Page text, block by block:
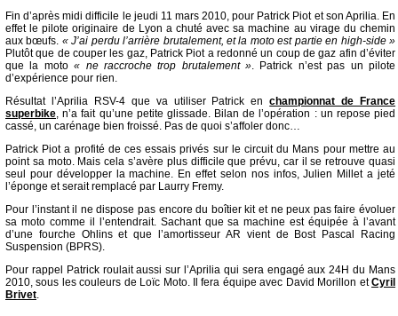
Fin d’après midi difficile le jeudi 11 mars 2010, pour Patrick Piot et son Aprilia. En
effet le pilote originaire de Lyon a chuté avec sa machine au virage du chemin
aux bœufs. « J’ai perdu l’arrière brutalement, et la moto est partie en high-side »
Plutôt que de couper les gaz, Patrick Piot a redonné un coup de gaz afin d’éviter
que la moto« ne raccroche trop brutalement ». Patrick n’est pas un pilote
d’expérience pour rien.
Résultat l’Aprilia RSV-4 que va utiliser Patrick enchampionnat de France
superbike, n’a fait qu’une petite glissade. Bilan de l’opération : un repose pied
cassé, un carénage bien froissé. Pas de quoi s’affoler donc…
Patrick Piot a profité de ces essais privés sur le circuit du Mans pour mettre au
point sa moto. Mais cela s’avère plus difficile que prévu, car il se retrouve quasi
seul pour développer la machine. En effet selon nos infos, Julien Millet a jeté
l’éponge et serait remplacé par Laurry Fremy.
Pour l’instant il ne dispose pas encore du boîtier kit et ne peux pas faire évoluer
sa moto comme il l’entendrait. Sachant que sa machine est équipée à l’avant
d’une fourche Ohlins et que l’amortisseur AR vient de Bost Pascal Racing
Suspension (BPRS).
Pour rappel Patrick roulait aussi sur l’Aprilia qui sera engagé aux 24H du Mans
2010, sous les couleurs de Loïc Moto. Il fera équipe avec David Morillon etCyril
Brivet.